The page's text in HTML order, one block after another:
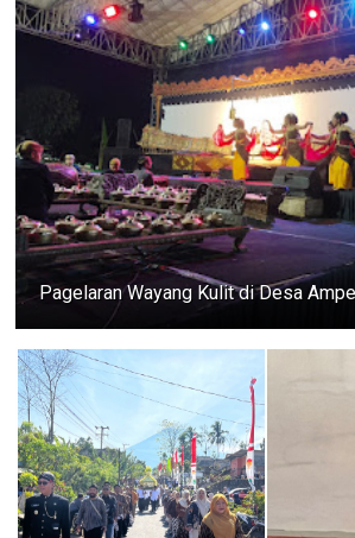
Pagelaran Wayang Kulit di Desa